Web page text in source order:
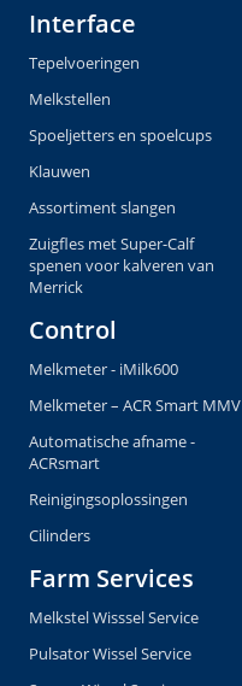
Interface
Tepelvoeringen
Melkstellen
Spoeljetters en spoelcups
Klauwen
Assortiment slangen
Zuigfles met Super-Calf
spenen voor kalveren van
Merrick
Control
Melkmeter - iMilk600
Melkmeter – ACR Smart MMV
Automatische afname -
ACRsmart
Reinigingsoplossingen
Cilinders
Farm Services
Melkstel Wisssel Service
Pulsator Wissel Service